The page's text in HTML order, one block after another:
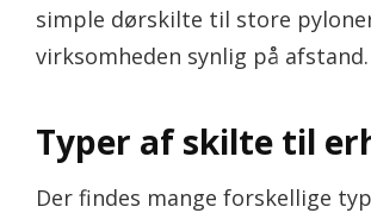
simple dørskilte til store
virksomheden synlig på afstand.
Typer af skilte til
Der findes mange forskellige